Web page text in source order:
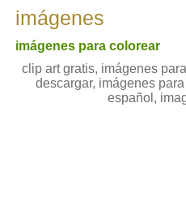
imágenes
imágenes para colorear
clip art gratis, imágenes
descargar, imágenes
español,